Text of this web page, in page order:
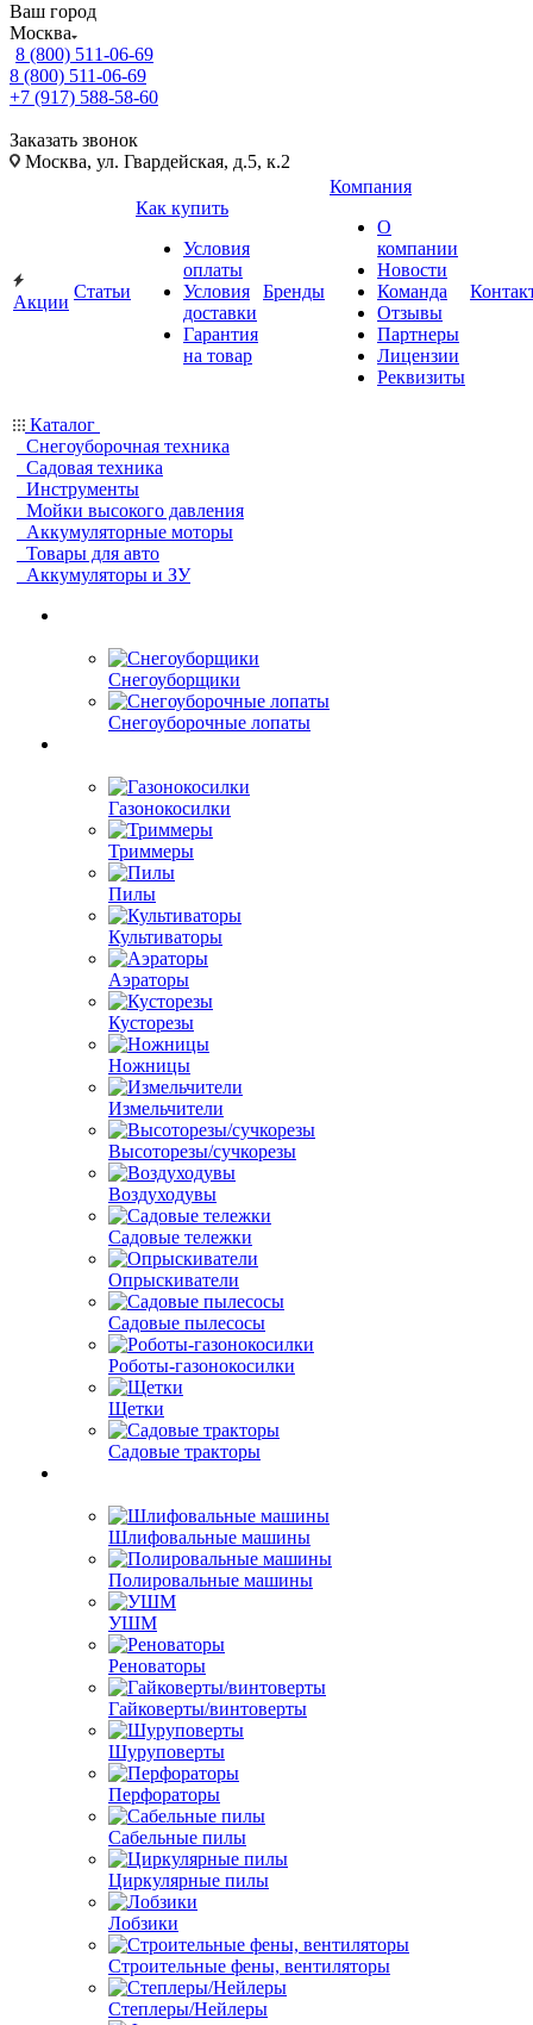
Ваш город
Москва
8 (800) 511-06-69
8 (800) 511-06-69
+7 (917) 588-58-60
Заказать звонок
Москва, ул. Гвардейская, д.5, к.2
Акции
Статьи
Как купить
Условия
оплаты
Условия
доставки
Гарантия
на товар
Бренды
Компания
О
компании
Новости
Команда
Отзывы
Партнеры
Лицензии
Реквизиты
Каталог
Снегоуборочная техника
Садовая техника
Инструменты
Мойки высокого давления
Аккумуляторные моторы
Товары для авто
Аккумуляторы и ЗУ
Снегоуборщики
Снегоуборочные лопаты
Газонокосилки
Триммеры
Пилы
Культиваторы
Аэраторы
Кусторезы
Ножницы
Измельчители
Высоторезы/сучкорезы
Воздуходувы
Садовые тележки
Опрыскиватели
Садовые пылесосы
Роботы-газонокосилки
Щетки
Садовые тракторы
Шлифовальные машины
Полировальные машины
УШМ
Реноваторы
Гайковерты/винтоверты
Шуруповерты
Перфораторы
Сабельные пилы
Циркулярные пилы
Лобзики
Строительные фены, вентиляторы
Степлеры/Нейлеры